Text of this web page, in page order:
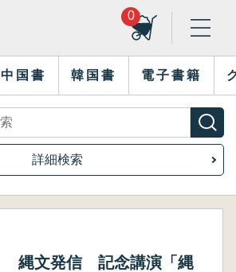
0
中国書 韓国書 電子書籍
詳細検索
縄文発信 記念講演「縄